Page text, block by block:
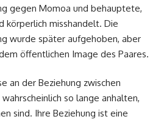
gegen Momoa und behauptete,
körperlich misshandelt. Die
wurde später aufgehoben, aber
öffentlichen Image des Paares.
an der Beziehung zwischen
so lange anhalten,
sind. Ihre Beziehung ist eine